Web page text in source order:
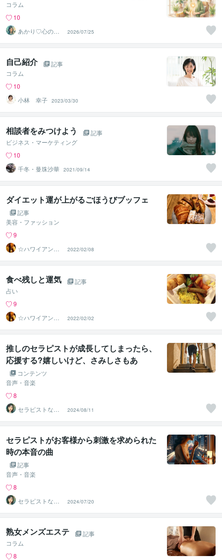
コラム
10
あかり♡心の小
部屋
2026/07/25
自己紹介
記事
コラム
10
小林 幸子 2023/03/30
相談者をみつけよう
記事
ビジネス・マーケティング
10
千冬・曼珠沙華 2021/09/14
ダイエット運が上がるごほうびブッフェ
記事
美容・ファッション
9
☆ハワイアンス
ピリチュル☆～
ハナイノウエ
2022/02/08
食べ残しと運気
記事
占い
9
☆ハワイアンス
ピリチュル☆～
ハナイノウエ
2022/02/02
推しのセラピストが成長してしまったら、
応援する?嬉しいけど、さみしさもあ
る？？コンテンツ
音声・音楽
8
セラピストなな
こ
2024/08/11
セラピストがお客様から刺激を求められた
時の本音の曲
記事
音声・音楽
8
セラピストなな
こ
2024/07/20
熟女メンズエステ
記事
コラム
8